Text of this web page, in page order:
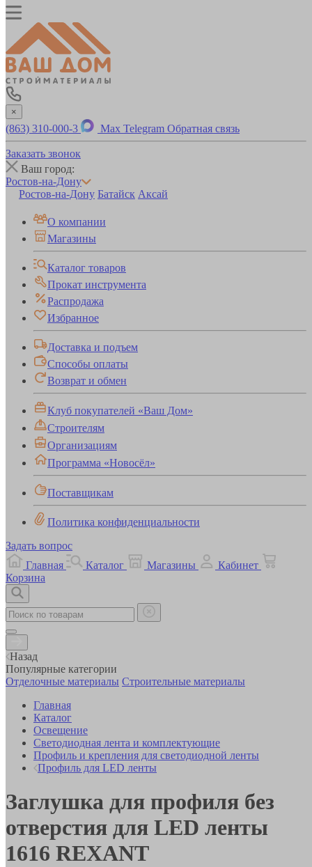
×
(863) 310-000-3 Max Telegram Обратная связь
Заказать звонок
Ваш город:
Ростов-на-Дону
Ростов-на-Дону Батайск Аксай
О компании
Магазины
Каталог товаров
Прокат инструмента
Распродажа
Избранное
Доставка и подъем
Способы оплаты
Возврат и обмен
Клуб покупателей «Ваш Дом»
Строителям
Организациям
Программа «Новосёл»
Поставщикам
Политика конфиденциальности
Задать вопрос
Главная
Каталог Магазины
Кабинет
Корзина
Назад
Популярные категории
Отделочные материалы Строительные материалы
Главная
Каталог
Освещение
Светодиодная лента и комплектующие
Профиль и крепления для светодиодной ленты
Профиль для LED ленты
Заглушка для профиля без
отверстия для LED ленты
1616 REXANT